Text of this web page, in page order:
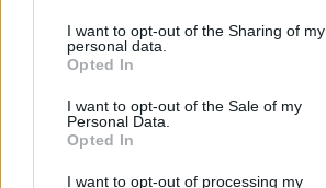
I want to opt-out of the Sharing of my
personal data.
Opted In
I want to opt-out of the Sale of my
Personal Data.
Opted In
I want to opt-out of processing my